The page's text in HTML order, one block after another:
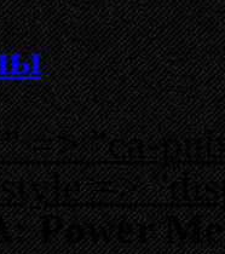
=> "ca-
=>
Power